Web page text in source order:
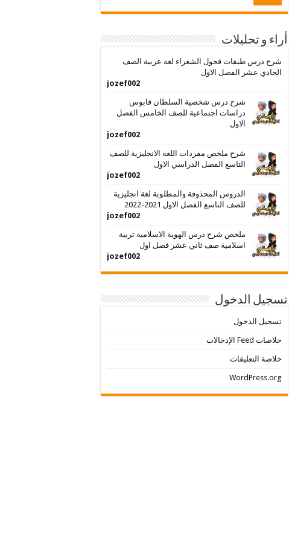
أراء و تحليلات
شرح درس طبقات فحول الشعراء لغة عربية الصف
الحادي عشر الفصل الاول
jozef002
شرح درس شخصية السلطان قابوس
دراسات اجتماعية للصف الخامس الفصل
الاول
jozef002
شرح ملخص مفردات اللغة الانجليزية للصف
التاسع الفصل الدراسي الاول
jozef002
الدروس المحذوفة والمطلوبة لغة انجليزية
للصف التاسع الفصل الاول 2021-2022
jozef002
ملخص شرح درس الهوية الاسلامية تربية
اسلامية صف ثاني عشر فصل اول
jozef002
تسجيل الدخول
تسجيل الدخول
خلاصات Feed الإدخالات
خلاصة التعليقات
WordPress.org